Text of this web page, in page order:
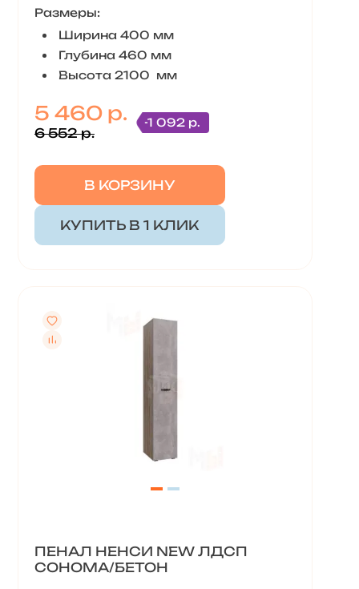
Размеры:
Ширина 400 мм
Глубина 460 мм
Высота 2100 мм
5 460 р.
6 552 р.
-1 092 р.
В КОРЗИНУ
КУПИТЬ В 1 КЛИК
ПЕНАЛ НЕНСИ NEW ЛДСП
СОНОМА/БЕТОН